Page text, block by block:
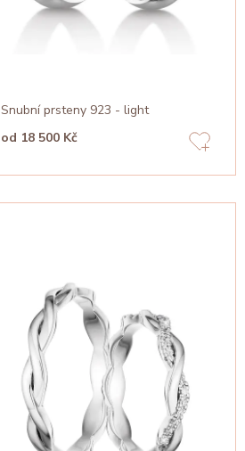
Snubní prsteny 923 - light
od 18 500 Kč